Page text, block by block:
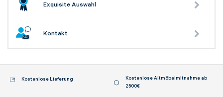
Exquisite Auswahl
Kontakt
Kostenlose Lieferung
Kostenlose Altmöbelmitnahme ab
2500€